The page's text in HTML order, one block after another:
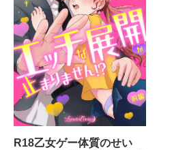
R18乙女ゲー体質のせい